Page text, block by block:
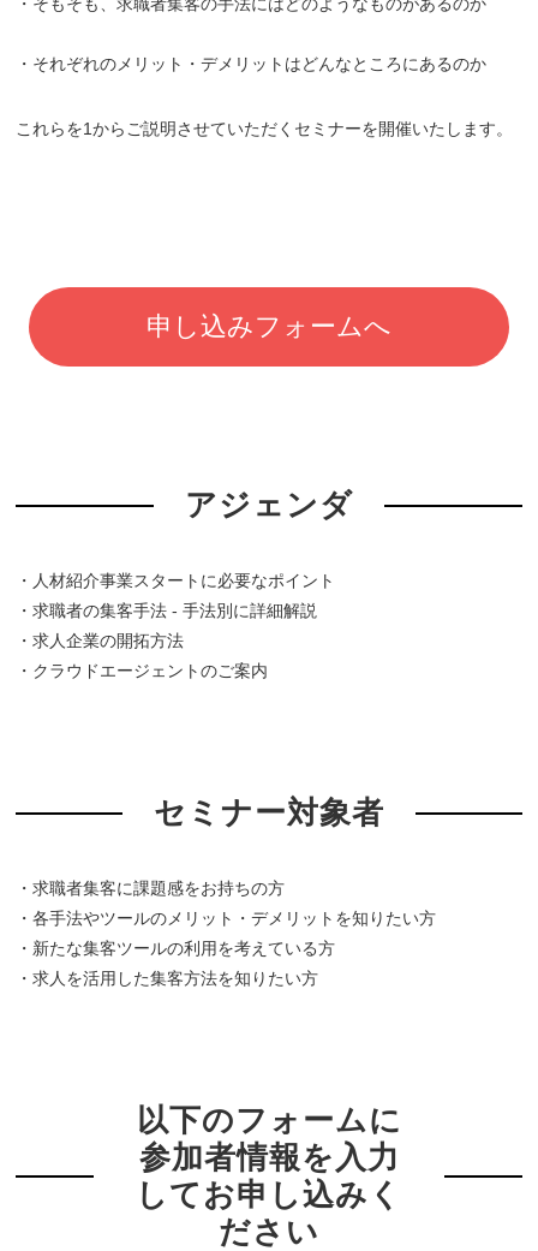
・それぞれのメリット・デメリットはどんなところにあるのか
これらを1からご説明させていただくセミナーを開催いたします。
申し込みフォームへ
アジェンダ
・人材紹介事業スタートに必要なポイント
・求職者の集客手法 - 手法別に詳細解説
・求人企業の開拓方法
・クラウドエージェントのご案内
セミナー対象者
・求職者集客に課題感をお持ちの方
・各手法やツールのメリット・デメリットを知りたい方
・新たな集客ツールの利用を考えている方
・求人を活用した集客方法を知りたい方
以下のフォームに
参加者情報を入力
してお申し込みく
ださい